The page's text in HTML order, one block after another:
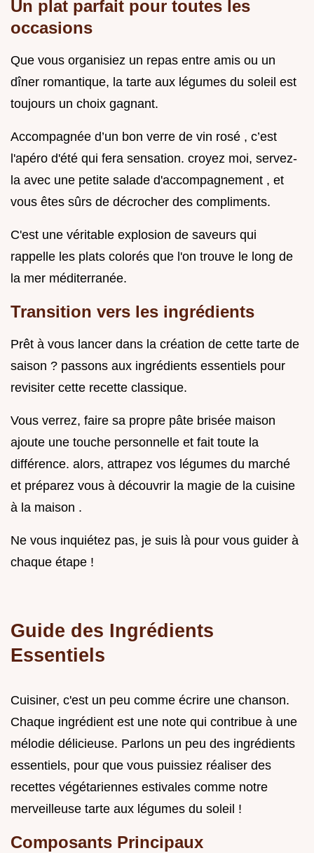
Un plat parfait pour toutes les
occasions
Que vous organisiez un repas entre amis ou un
dîner romantique, la tarte aux légumes du soleil est
toujours un choix gagnant.
Accompagnée d’un bon verre de vin rosé , c’est
l'apéro d'été qui fera sensation. croyez moi, servez-
la avec une petite salade d'accompagnement , et
vous êtes sûrs de décrocher des compliments.
C'est une véritable explosion de saveurs qui
rappelle les plats colorés que l'on trouve le long de
la mer méditerranée.
Transition vers les ingrédients
Prêt à vous lancer dans la création de cette tarte de
saison ? passons aux ingrédients essentiels pour
revisiter cette recette classique.
Vous verrez, faire sa propre pâte brisée maison
ajoute une touche personnelle et fait toute la
différence. alors, attrapez vos légumes du marché
et préparez vous à découvrir la magie de la cuisine
à la maison .
Ne vous inquiétez pas, je suis là pour vous guider à
chaque étape !
Guide des Ingrédients
Essentiels
Cuisiner, c'est un peu comme écrire une chanson.
Chaque ingrédient est une note qui contribue à une
mélodie délicieuse. Parlons un peu des ingrédients
essentiels, pour que vous puissiez réaliser des
recettes végétariennes estivales comme notre
merveilleuse tarte aux légumes du soleil !
Composants Principaux